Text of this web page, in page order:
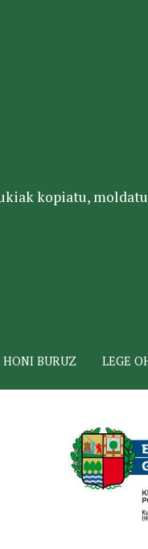
kopiatu,
HONI BURUZ LEGE